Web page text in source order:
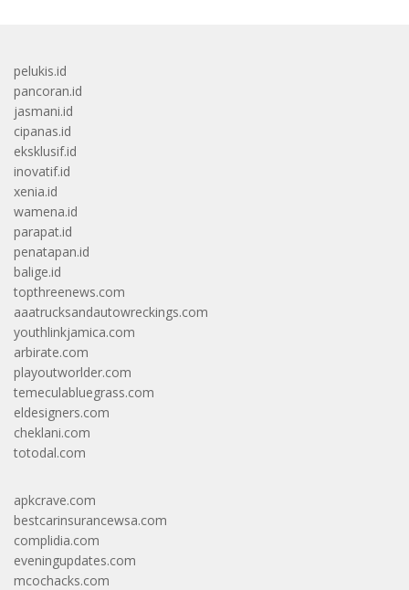
pelukis.id
pancoran.id
jasmani.id
cipanas.id
eksklusif.id
inovatif.id
xenia.id
wamena.id
parapat.id
penatapan.id
balige.id
topthreenews.com
aaatrucksandautowreckings.com
youthlinkjamica.com
arbirate.com
playoutworlder.com
temeculabluegrass.com
eldesigners.com
cheklani.com
totodal.com
apkcrave.com
bestcarinsurancewsa.com
complidia.com
eveningupdates.com
mcochacks.com